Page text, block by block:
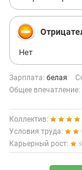
Нет
Зарплата: белая
Общее впечатление:
Коллектив:
Условия труда:
Карьерный рост: